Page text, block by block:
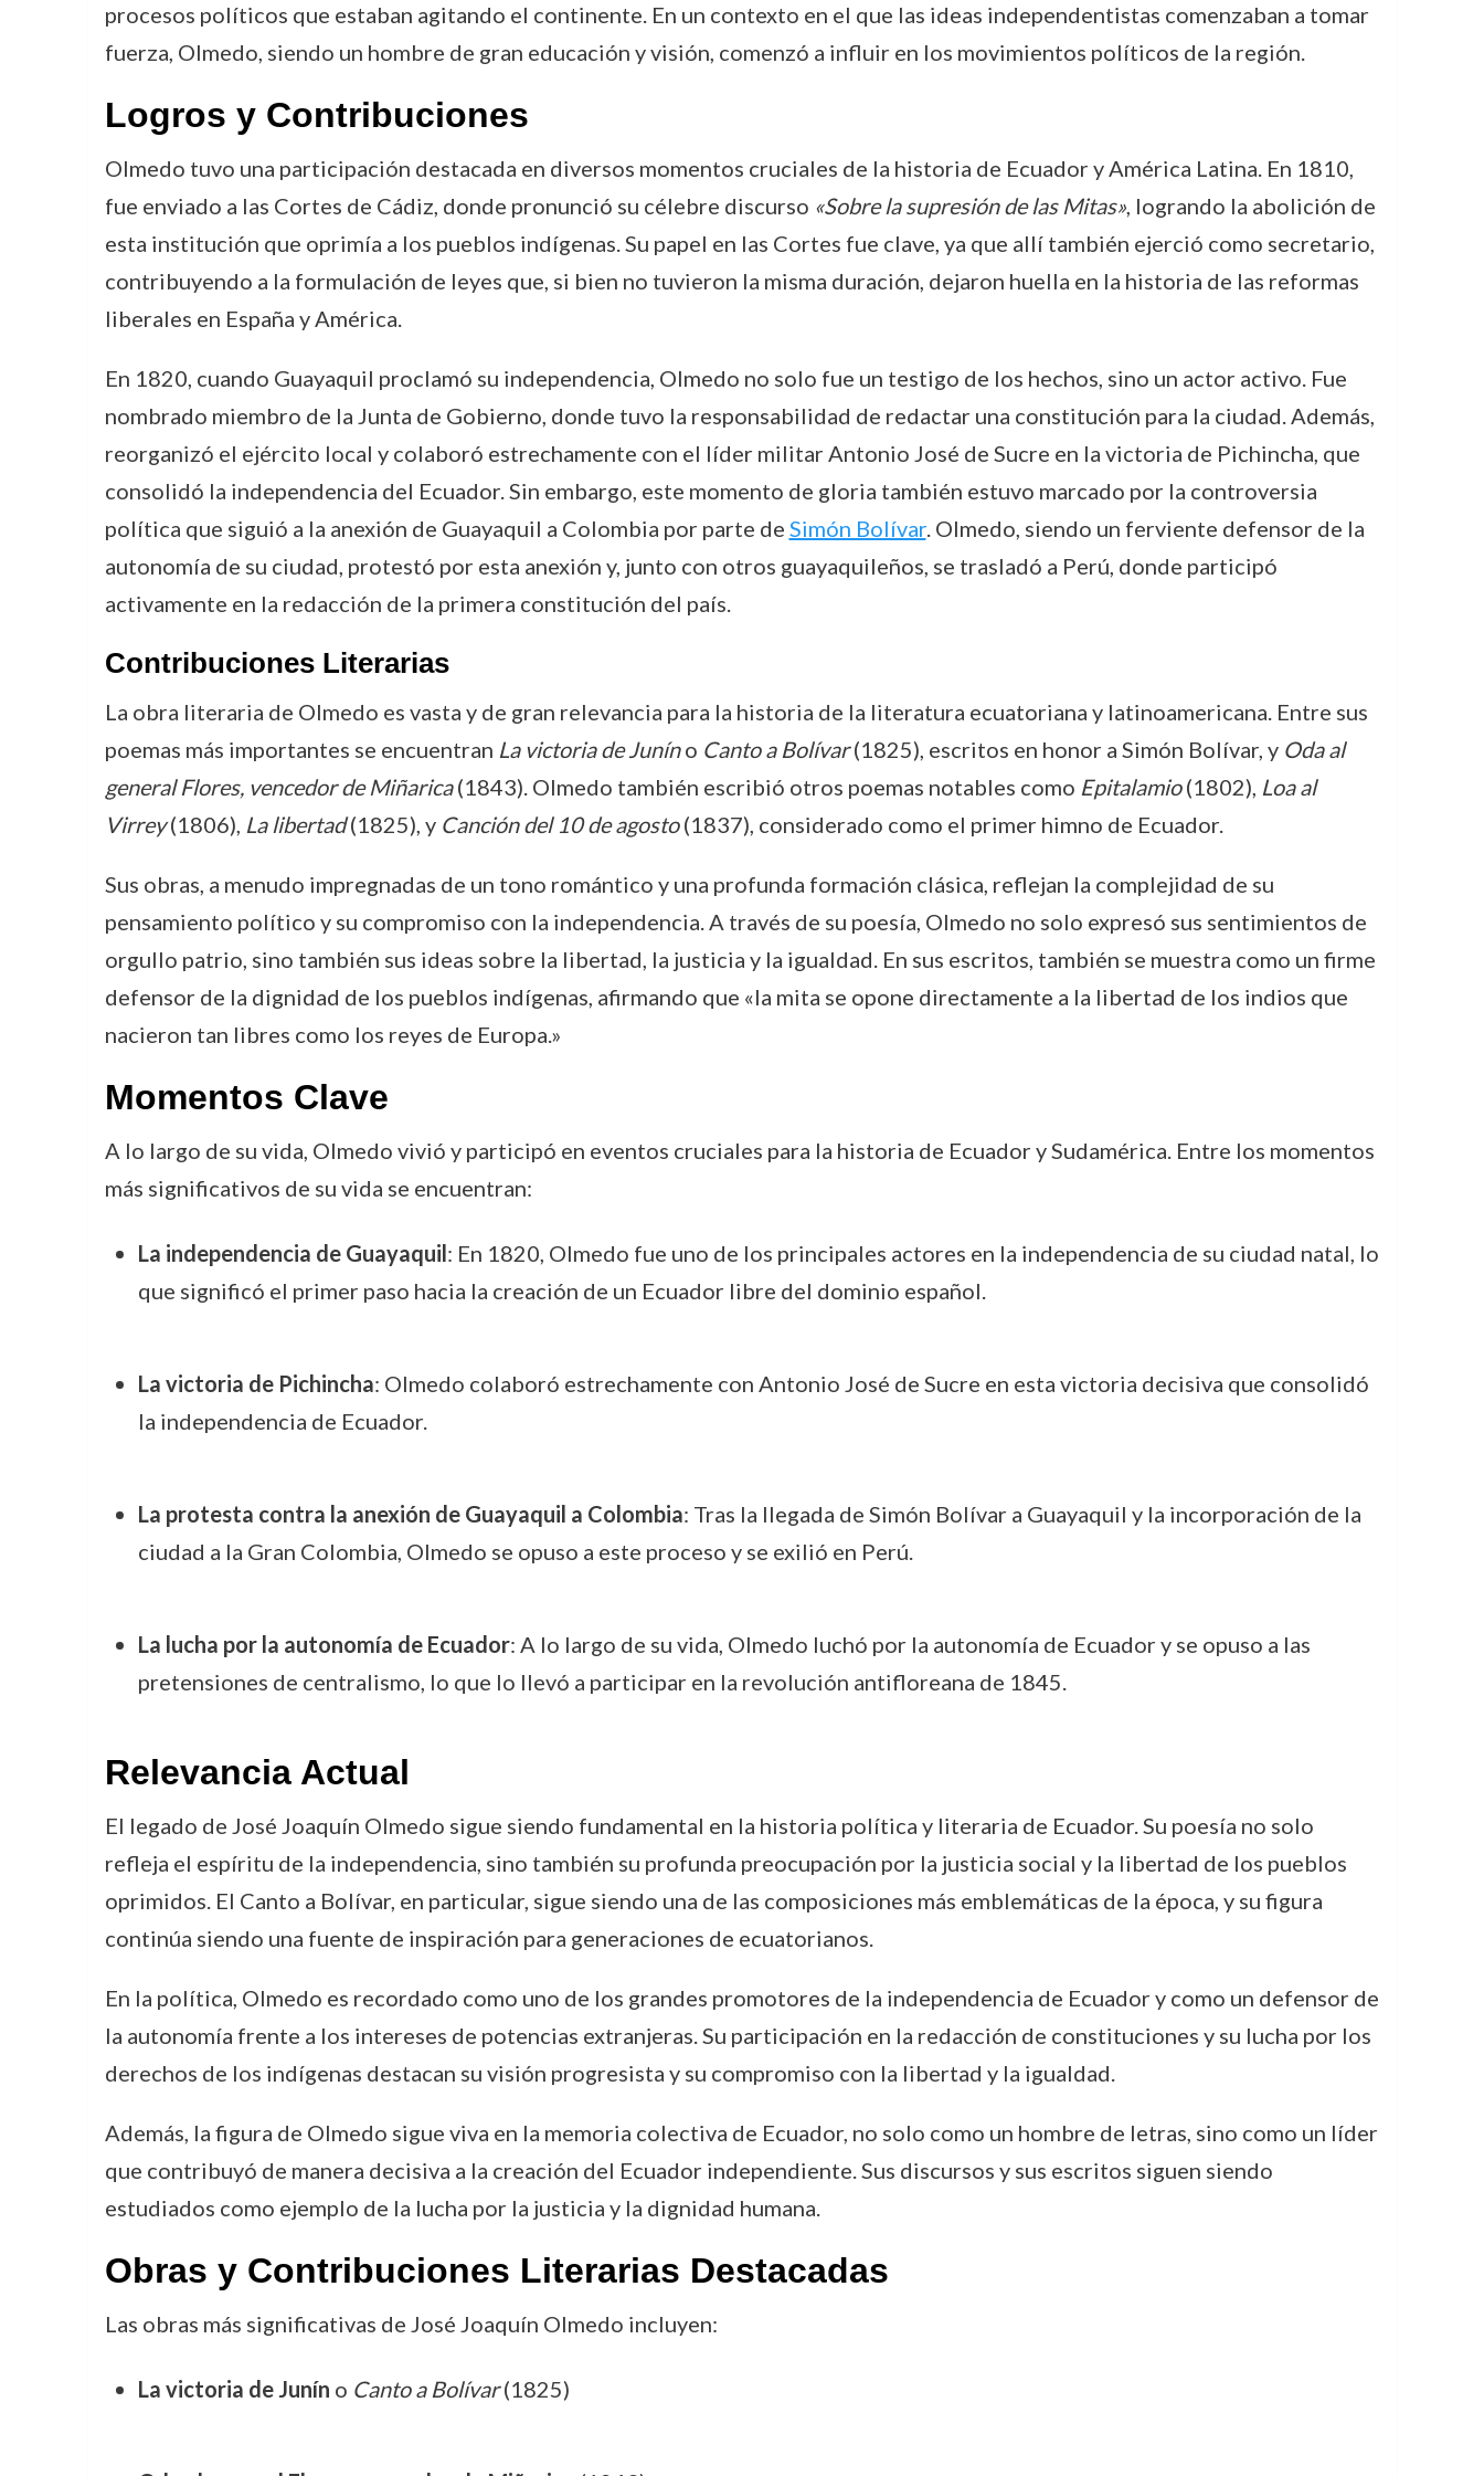
procesos políticos que estaban agitando el continente. En un contexto en el que las ideas independentistas comenzaban a tomar
fuerza, Olmedo, siendo un hombre de gran educación y visión, comenzó a influir en los movimientos políticos de la región.
Logros y Contribuciones
Olmedo tuvo una participación destacada en diversos momentos cruciales de la historia de Ecuador y América Latina. En 1810,
fue enviado a las Cortes de Cádiz, donde pronunció su célebre discurso «Sobre la supresión de las Mitas», logrando la abolición de
esta institución que oprimía a los pueblos indígenas. Su papel en las Cortes fue clave, ya que allí también ejerció como secretario,
contribuyendo a la formulación de leyes que, si bien no tuvieron la misma duración, dejaron huella en la historia de las reformas
liberales en España y América.
En 1820, cuando Guayaquil proclamó su independencia, Olmedo no solo fue un testigo de los hechos, sino un actor activo. Fue
nombrado miembro de la Junta de Gobierno, donde tuvo la responsabilidad de redactar una constitución para la ciudad. Además,
reorganizó el ejército local y colaboró estrechamente con el líder militar Antonio José de Sucre en la victoria de Pichincha, que
consolidó la independencia del Ecuador. Sin embargo, este momento de gloria también estuvo marcado por la controversia
política que siguió a la anexión de Guayaquil a Colombia por parte de Simón Bolívar. Olmedo, siendo un ferviente defensor de la
autonomía de su ciudad, protestó por esta anexión y, junto con otros guayaquileños, se trasladó a Perú, donde participó
activamente en la redacción de la primera constitución del país.
Contribuciones Literarias
La obra literaria de Olmedo es vasta y de gran relevancia para la historia de la literatura ecuatoriana y latinoamericana. Entre sus
poemas más importantes se encuentran La victoria de Juníno Canto a Bolívar(1825), escritos en honor a Simón Bolívar, y Oda al
general Flores, vencedor de Miñarica(1843). Olmedo también escribió otros poemas notables como Epitalamio(1802), Loa al
Virrey(1806), La libertad(1825), y Canción del 10 de agosto(1837), considerado como el primer himno de Ecuador.
Sus obras, a menudo impregnadas de un tono romántico y una profunda formación clásica, reflejan la complejidad de su
pensamiento político y su compromiso con la independencia. A través de su poesía, Olmedo no solo expresó sus sentimientos de
orgullo patrio, sino también sus ideas sobre la libertad, la justicia y la igualdad. En sus escritos, también se muestra como un firme
defensor de la dignidad de los pueblos indígenas, afirmando que «la mita se opone directamente a la libertad de los indios que
nacieron tan libres como los reyes de Europa.»
Momentos Clave
A lo largo de su vida, Olmedo vivió y participó en eventos cruciales para la historia de Ecuador y Sudamérica. Entre los momentos
más significativos de su vida se encuentran:
La independencia de Guayaquil: En 1820, Olmedo fue uno de los principales actores en la independencia de su ciudad natal, lo
que significó el primer paso hacia la creación de un Ecuador libre del dominio español.
La victoria de Pichincha: Olmedo colaboró estrechamente con Antonio José de Sucre en esta victoria decisiva que consolidó
la independencia de Ecuador.
La protesta contra la anexión de Guayaquil a Colombia: Tras la llegada de Simón Bolívar a Guayaquil y la incorporación de la
ciudad a la Gran Colombia, Olmedo se opuso a este proceso y se exilió en Perú.
La lucha por la autonomía de Ecuador: A lo largo de su vida, Olmedo luchó por la autonomía de Ecuador y se opuso a las
pretensiones de centralismo, lo que lo llevó a participar en la revolución antifloreana de 1845.
Relevancia Actual
El legado de José Joaquín Olmedo sigue siendo fundamental en la historia política y literaria de Ecuador. Su poesía no solo
refleja el espíritu de la independencia, sino también su profunda preocupación por la justicia social y la libertad de los pueblos
oprimidos. El Canto a Bolívar, en particular, sigue siendo una de las composiciones más emblemáticas de la época, y su figura
continúa siendo una fuente de inspiración para generaciones de ecuatorianos.
En la política, Olmedo es recordado como uno de los grandes promotores de la independencia de Ecuador y como un defensor de
la autonomía frente a los intereses de potencias extranjeras. Su participación en la redacción de constituciones y su lucha por los
derechos de los indígenas destacan su visión progresista y su compromiso con la libertad y la igualdad.
Además, la figura de Olmedo sigue viva en la memoria colectiva de Ecuador, no solo como un hombre de letras, sino como un líder
que contribuyó de manera decisiva a la creación del Ecuador independiente. Sus discursos y sus escritos siguen siendo
estudiados como ejemplo de la lucha por la justicia y la dignidad humana.
Obras y Contribuciones Literarias Destacadas
Las obras más significativas de José Joaquín Olmedo incluyen:
La victoria de Junín o Canto a Bolívar(1825)